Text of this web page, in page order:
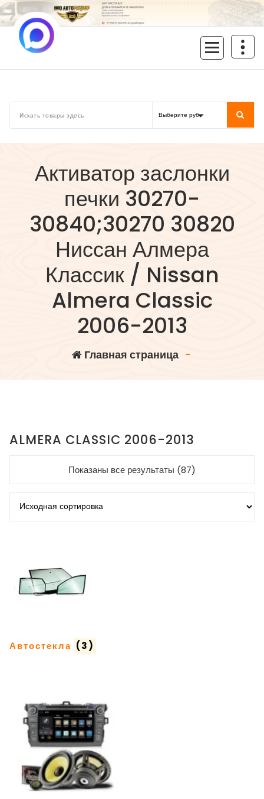
Перейти
к
содержимому
Активатор заслонки
печки 30270-
30840;30270 30820
Ниссан Алмера
Классик / Nissan
Almera Classic
2006-2013
Главная страница-
ALMERA CLASSIC 2006-2013
Показаны все результаты (87)
Автостекла (3)